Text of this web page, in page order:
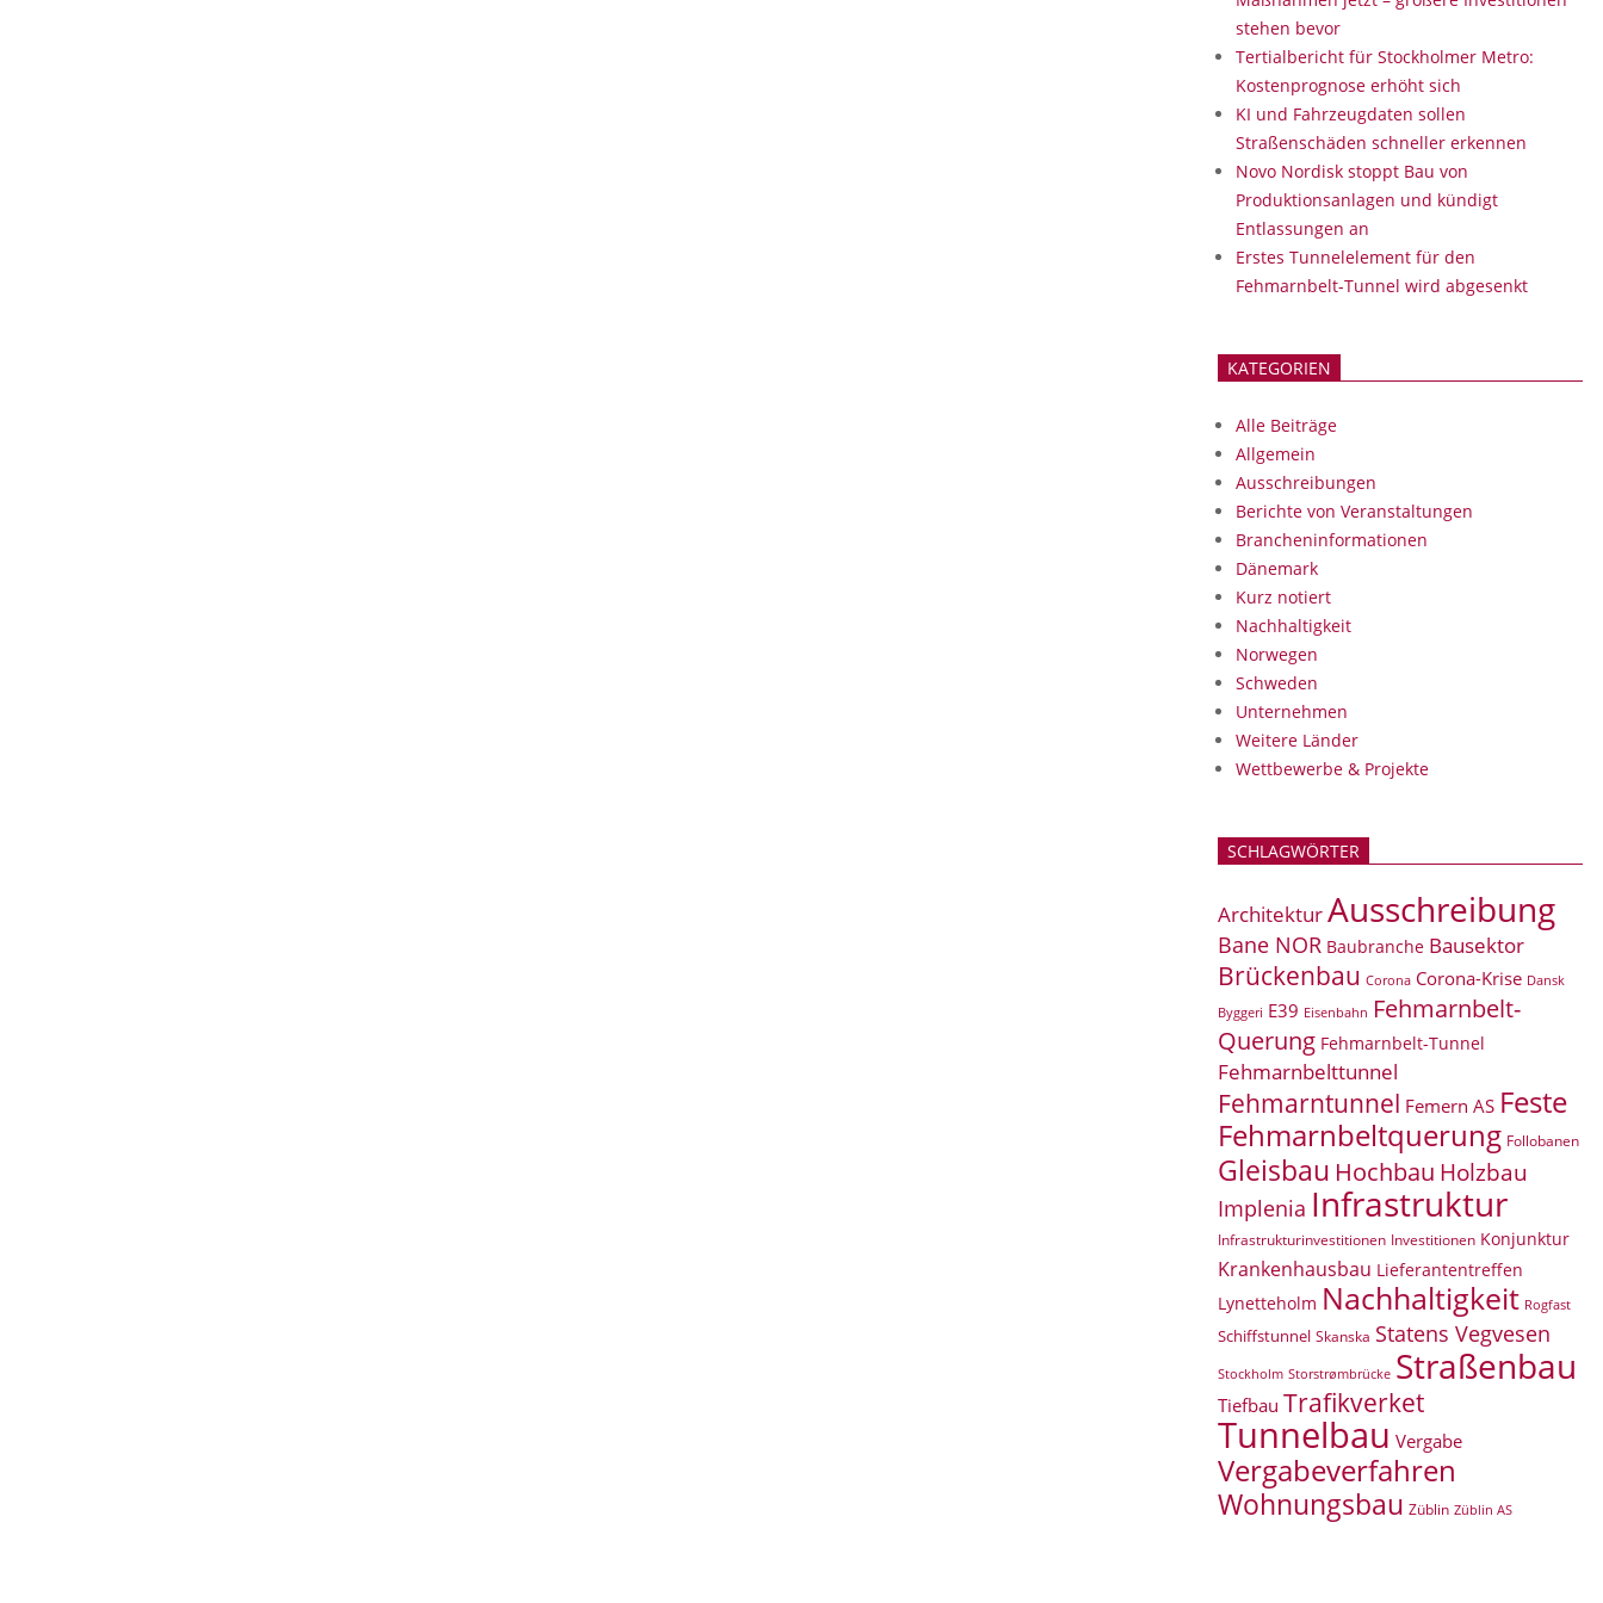
stehen bevor
Tertialbericht für Stockholmer Metro:
Kostenprognose erhöht sich
KI und Fahrzeugdaten sollen
Straßenschäden schneller erkennen
Novo Nordisk stoppt Bau von
Produktionsanlagen und kündigt
Entlassungen an
Erstes Tunnelelement für den
Fehmarnbelt-Tunnel wird abgesenkt
KATEGORIEN
Alle Beiträge
Allgemein
Ausschreibungen
Berichte von Veranstaltungen
Brancheninformationen
Dänemark
Kurz notiert
Nachhaltigkeit
Norwegen
Schweden
Unternehmen
Weitere Länder
Wettbewerbe & Projekte
SCHLAGWÖRTER
ArchitekturAusschreibung
Bane NOR Baubranche Bausektor
Brückenbau Corona Corona-Krise Dansk
Byggeri E39 Eisenbahn Fehmarnbelt-
Querung Fehmarnbelt-Tunnel
Fehmarnbelttunnel
Fehmarntunnel Femern AS Feste
Fehmarnbeltquerung Follobanen
Gleisbau Hochbau Holzbau
Implenia Infrastruktur
Infrastrukturinvestitionen Investitionen Konjunktur
Krankenhausbau Lieferantentreffen
Lynetteholm Nachhaltigkeit Rogfast
Schiffstunnel Skanska Statens Vegvesen
Stockholm Storstrømbrücke Straßenbau
Tiefbau Trafikverket
Tunnelbau Vergabe
Vergabeverfahren
Wohnungsbau Züblin Züblin AS